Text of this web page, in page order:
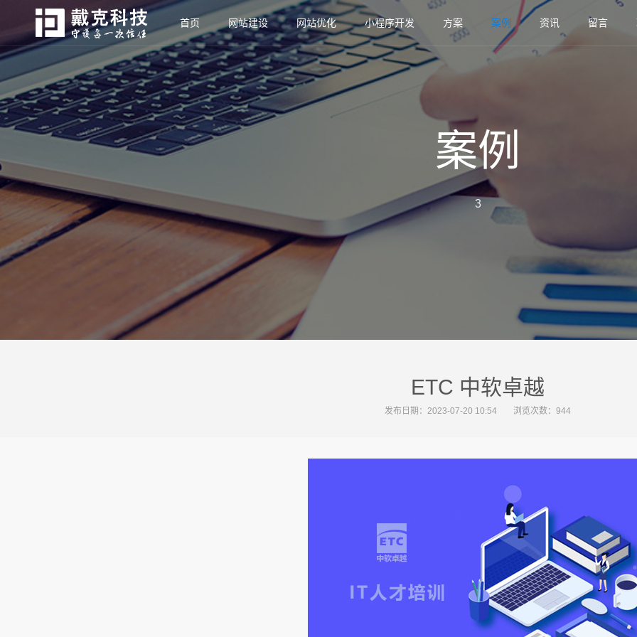
首页 网站建设 网站优化 小程序开发 方案 案例 资讯 留言
案例
3
ETC 中软卓越
发布日期：2023-07-20 10:54 浏览次数： 944